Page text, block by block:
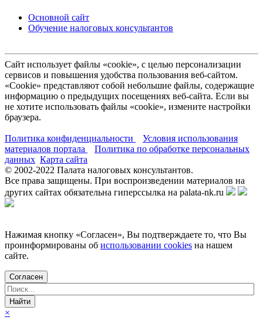
Основной сайт
Обучение налоговых консультантов
Сайт использует файлы «cookie», с целью персонализации
сервисов и повышения удобства пользования веб-сайтом.
«Cookie» представляют собой небольшие файлы, содержащие
информацию о предыдущих посещениях веб-сайта. Если вы
не хотите использовать файлы «cookie», измените настройки
браузера.
Политика конфиденциальности
Условия использования
материалов портала
Политика по обработке персональных
данных Карта сайта
© 2002-2022 Палата налоговых консультантов.
Все права защищены. При воспроизведении материалов на
других сайтах обязательна гиперссылка на palata-nk.ru
Нажимая кнопку «Согласен», Вы подтверждаете то, что Вы
проинформированы об использовании cookies на нашем
сайте.
Согласен
×